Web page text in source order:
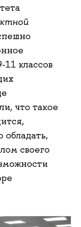
11 классов
что такое
обладать,
своего